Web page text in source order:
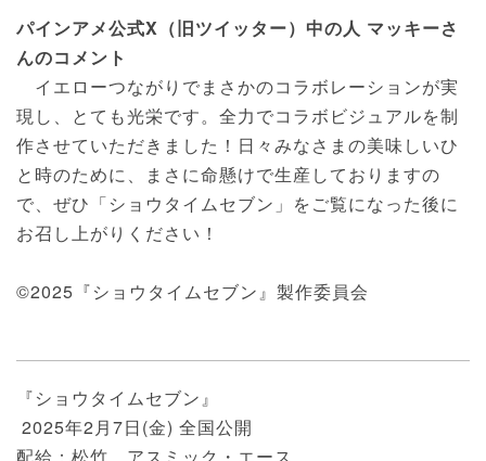
パインアメ公式X（旧ツイッター）中の人 マッキーさ
んのコメント
イエローつながりでまさかのコラボレーションが実
現し、とても光栄です。全力でコラボビジュアルを制
作させていただきました！日々みなさまの美味しいひ
と時のために、まさに命懸けで生産しておりますの
で、ぜひ「ショウタイムセブン」をご覧になった後に
お召し上がりください！
©2025『ショウタイムセブン』製作委員会
『ショウタイムセブン』
2025年2月7日(金) 全国公開
配給：松竹 アスミック・エース